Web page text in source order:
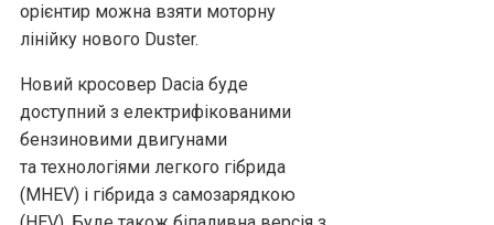
орієнтир можна взяти моторну
лінійку нового Duster.
Новий кросовер Dacia буде
доступний з електрифікованими
бензиновими двигунами
та технологіями легкого гібрида
(MHEV) і гібрида з самозарядкою